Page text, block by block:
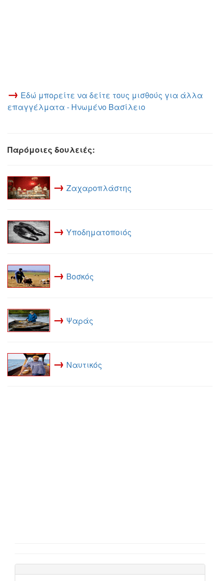
→ Εδώ μπορείτε να δείτε τους μισθούς για άλλα
επαγγέλματα - Ηνωμένο Βασίλειο
Παρόμοιες δουλειές:
→ Ζαχαροπλάστης
→ Υποδηματοποιός
→ Βοσκός
→ Ψαράς
→ Ναυτικός